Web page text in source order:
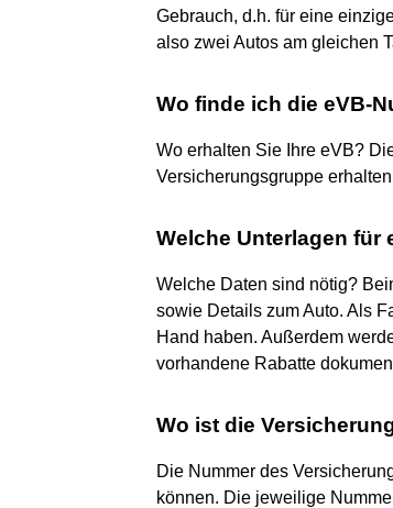
Gebrauch, d.h. für eine
also zwei Autos am gleichen
Wo finde ich die eVB-
Wo erhalten Sie Ihre eVB?
Versicherungsgruppe
Welche Unterlagen für
Welche Daten sind nötig?
sowie Details zum Auto. Als
Hand haben. Außerdem
vorhandene Rabatte
Wo ist die
Die Nummer des
können. Die jeweilige